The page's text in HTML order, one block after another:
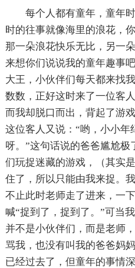
每个人都有童年，童年
时的往事就像海里的浪花，
那一朵浪花快乐无比，另一
来想你们说说我的童年趣事
大王，小伙伴们每天都来找
数数，正好这时来了一位客
而我却脱口而出，背起了游
这位客人又说：“哟，小小
呀。”这句话说的爸爸尴尬
们玩捉迷藏的游戏，（其实
住了，所以只能由我来捉。
不止此时老师走了进来，一
喊“捉到了，捉到了。”可当
并不是小伙伴们，而是老师
骂我，也没有叫我的爸爸妈
已经过去了，但童年的事情